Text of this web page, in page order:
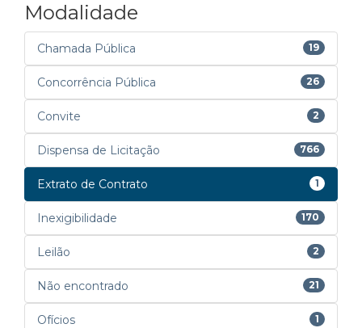
Modalidade
Chamada Pública 19
Concorrência Pública 26
Convite 2
Dispensa de Licitação 766
Extrato de Contrato 1
Inexigibilidade 170
Leilão 2
Não encontrado 21
Ofícios 1